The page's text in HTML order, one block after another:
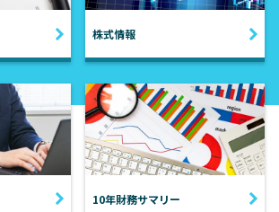
株式情報
10年財務サマリー